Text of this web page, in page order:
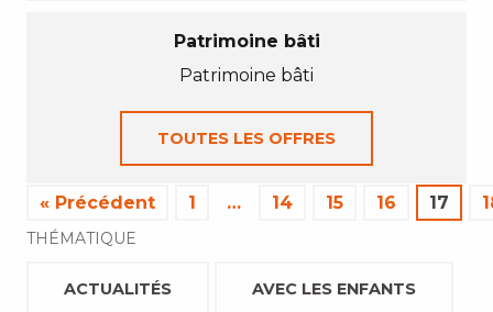
Patrimoine bâti
Patrimoine bâti
TOUTES LES OFFRES
« Précédent 1 … 14 15 16 17
THÉMATIQUE
ACTUALITÉS AVEC LES ENFANTS